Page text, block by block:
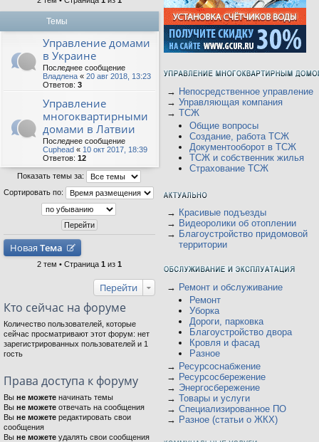
Темы
Управление домами
в Украине
Последнее сообщение
Владлена « 20 авг 2018, 13:23
Ответов: 3
Управление
многоквартирными
домами в Латвии
Последнее сообщение
Cuphead « 10 окт 2017, 18:39
Ответов: 12
Показать темы за:
Сортировать по:
Новая Тема
2 тем • Страница 1 из 1
Перейти
Кто сейчас на форуме
Количество пользователей, которые
сейчас просматривают этот форум: нет
зарегистрированных пользователей и 1
гость
Права доступа к форуму
Вы не можете начинать темы
Вы не можете отвечать на сообщения
Вы не можете редактировать свои
сообщения
Вы не можете удалять свои сообщения
→ Непосредственное управление
→ Управляющая компания
→ ТСЖ
Общие вопросы
Создание, работа ТСЖ
Документооборот в ТСЖ
ТСЖ и собственник жилья
Страхование ТСЖ
→ Красивые подъезды
→ Видеоролики об отоплении
→ Благоустройство придомовой
территории
→ Ремонт и обслуживание
Ремонт
Уборка
Дороги, парковка
Благоустройство двора
Кровля и фасад
Разное
→ Ресурсоснабжение
→ Ресурсосбережение
→ Энергосбережение
→ Товары и услуги
→ Специализированное ПО
→ Разное (статьи о ЖКХ)